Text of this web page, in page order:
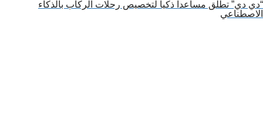
“دي دي” تطلق مساعداً ذكياً لتخصيص رحلات الركاب بالذكاء
الاصطناعي